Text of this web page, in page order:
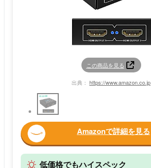
この商品を見る
出典： https://www.amazon.co.jp
Amazonで詳細を見る
低価格でもハイスペック